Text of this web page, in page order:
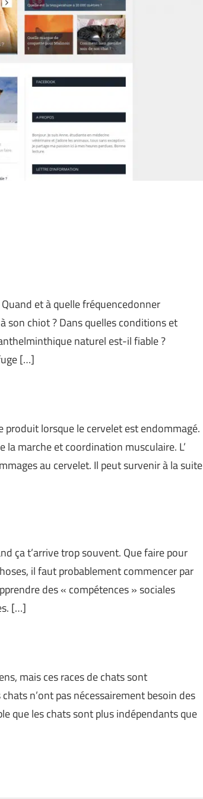
et à quelle fréquencedonner
son chiot ? Dans quelles conditions et
naturel est-il fiable ?
[…]
produit lorsque le cervelet est endommagé.
marche et coordination musculaire. L’
au cervelet. Il peut survenir à la suite
ça t’arrive trop souvent. Que faire pour
il faut probablement commencer par
des « compétences » sociales
[…]
mais ces races de chats sont
n’ont pas nécessairement besoin des
que les chats sont plus indépendants que